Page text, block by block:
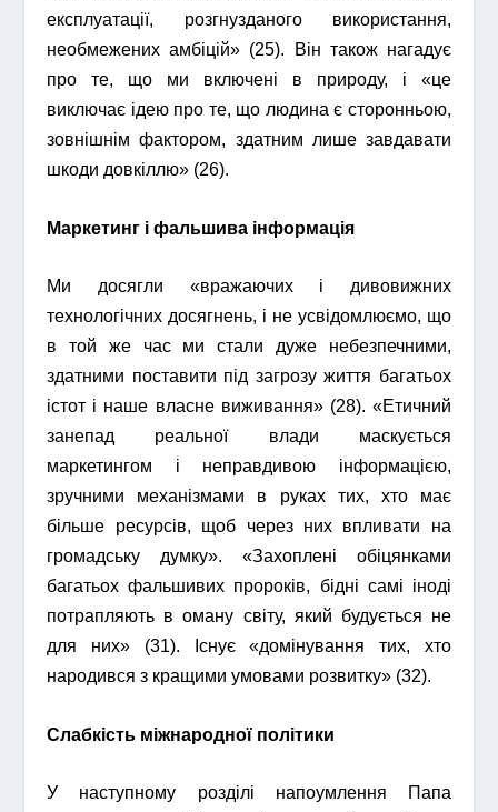
експлуатації, розгнузданого використання,
необмежених амбіцій» (25). Він також нагадує
про те, що ми включені в природу, і «це
виключає ідею про те, що людина є сторонньою,
зовнішнім фактором, здатним лише завдавати
шкоди довкіллю» (26).
Маркетинг і фальшива інформація
Ми досягли «вражаючих і дивовижних
технологічних досягнень, і не усвідомлюємо, що
в той же час ми стали дуже небезпечними,
здатними поставити під загрозу життя багатьох
істот і наше власне виживання» (28). «Етичний
занепад реальної влади маскується
маркетингом і неправдивою інформацією,
зручними механізмами в руках тих, хто має
більше ресурсів, щоб через них впливати на
громадську думку». «Захоплені обіцянками
багатьох фальшивих пророків, бідні самі іноді
потрапляють в оману світу, який будується не
для них» (31). Існує «домінування тих, хто
народився з кращими умовами розвитку» (32).
Слабкість міжнародної політики
У наступному розділі напоумлення Папа